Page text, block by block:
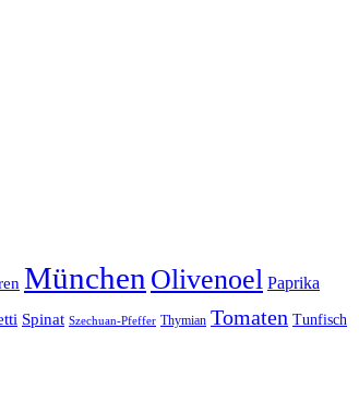
München Olivenoel Paprika
Spinat Szechuan-Pfeffer Thymian Tomaten Tunfisch